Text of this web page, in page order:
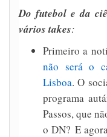
Do futebol e da
vários takes:
Primeiro a
não será o
Lisboa. O
programa
Passos, que
o DN? E